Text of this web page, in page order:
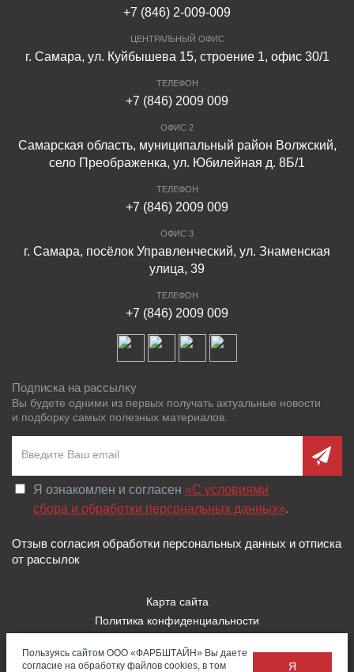
+7 (846) 2-009-009
ЦЕНТРАЛЬНЫЙ ОФИС
г. Самара, ул. Куйбышева 15, строение 1, офис 30/1
ТЕЛЕФОН
+7 (846) 2009 009
ОФИС 2
Самарская область, муниципальный район Волжский,
село Преображенка, ул. Юбилейная д. 8Б/1
ТЕЛЕФОН
+7 (846) 2009 009
ОФИС 3
г. Самара, посёлок Управленческий, ул. Знаменская
улица, 39
ТЕЛЕФОН
+7 (846) 2009 009
Подписка на рассылку
Вы будете одними из первых получать актуальные новости
и подборку самых полезных материалов.
Я ознакомлен и согласен «C условиями
сбора и обработки персональных данных».
Отзыв согласия обработки персональных данных и отписка
от рассылок
Карта сайта
Политика конфиденциальности
Правила использования Cookies
Заказать Обратная
Пользуясь сайтом ООО «ФАРБШТАЙН» Вы даете
согласие на обработку файлов cookies, в том
Я